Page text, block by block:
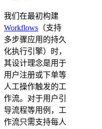
我们在最初构建
Workflows （支持
多步骤应用的持久
化执行引擎）时，
其设计理念是用于
用户注册或下单等
人工操作触发的工
作流。对于用户引
导流程等用例，工
作流只需支持每人